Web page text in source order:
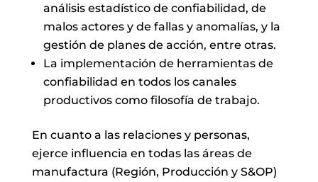
análisis estadístico de confiabilidad, de
malos actores y de fallas y anomalías, y la
gestión de planes de acción, entre otras.
La implementación de herramientas de
confiabilidad en todos los canales
productivos como filosofía de trabajo.
En cuanto a las relaciones y personas,
ejerce influencia en todas las áreas de
manufactura (Región, Producción y S&OP)